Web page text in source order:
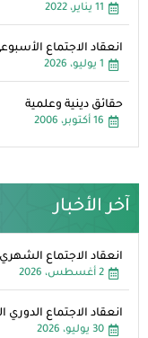
11 يناير، 2022
انعقاد الاجتماع
1 يوليو، 2026
حقائق دينية وعلمية
16 أكتوبر، 2006
آخر الأخبار
انعقاد الاجتماع
2 أغسطس، 2026
انعقاد الاجتماع
30 يوليو، 2026